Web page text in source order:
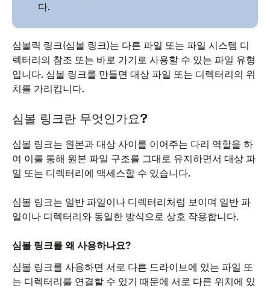
다.
심볼릭 링크(심볼 링크)는 다른 파일 또는 파일 시스템 디
렉터리의 참조 또는 바로 가기로 사용할 수 있는 파일 유형
입니다. 심볼 링크를 만들면 대상 파일 또는 디렉터리의 위
치를 가리킵니다.
심볼 링크란 무엇인가요?
심볼 링크는 원본과 대상 사이를 이어주는 다리 역할을 하
여 이를 통해 원본 파일 구조를 그대로 유지하면서 대상 파
일 또는 디렉터리에 액세스할 수 있습니다.
심볼 링크는 일반 파일이나 디렉터리처럼 보이며 일반 파
일이나 디렉터리와 동일한 방식으로 상호 작용합니다.
심볼 링크를 왜 사용하나요?
심볼 링크를 사용하면 서로 다른 드라이브에 있는 파일 또
는 디렉터리를 연결할 수 있기 때문에 서로 다른 위치에 있